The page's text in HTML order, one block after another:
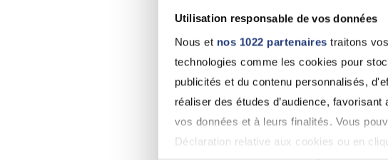
Utilisation responsable de vos données
Nous et nos 1022 partenaires traitons
technologies comme les cookies pour
publicités et du contenu personnalisés,
réaliser des études d’audience,
vos données et à leurs finalités. Vous
Déclaration relative aux cookies ou en
Clichy